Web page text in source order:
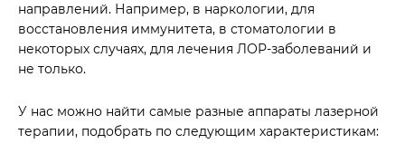
направлений. Например, в наркологии, для
восстановления иммунитета, в стоматологии в
некоторых случаях, для лечения ЛОР-заболеваний и
не только.
У нас можно найти самые разные аппараты лазерной
терапии, подобрать по следующим характеристикам: